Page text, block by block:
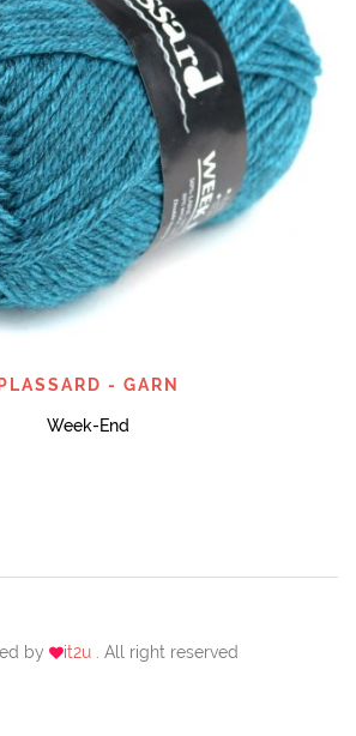
PLASSARD - GARN
Week-End
by it2u . All right reserved